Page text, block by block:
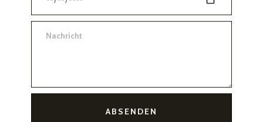
ABSENDEN